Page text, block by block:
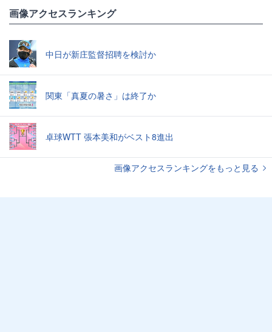
画像アクセスランキング
中日が新庄監督招聘を検討か
関東「真夏の暑さ」は終了か
卓球WTT 張本美和がベスト8進出
画像アクセスランキングをもっと見る